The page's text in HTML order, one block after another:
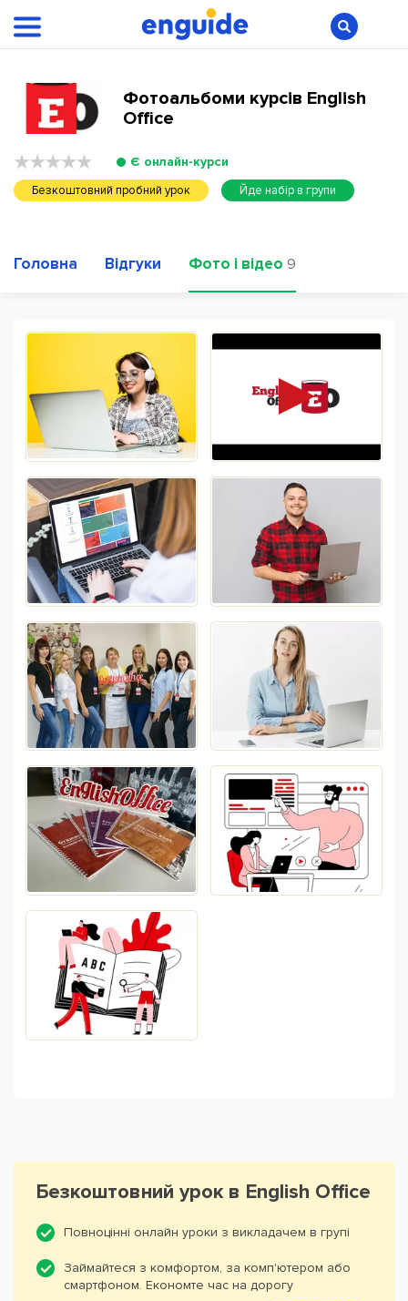
Фотоальбоми курсів English
Office
Є онлайн-курси
Безкоштовний пробний урок Йде набір в групи
Головна Відгуки Фото і відео 9
Безкоштовний урок в English Office
Повноцінні онлайн уроки з викладачем в групі
Займайтеся з комфортом, за комп'ютером або
смартфоном. Економте час на дорогу